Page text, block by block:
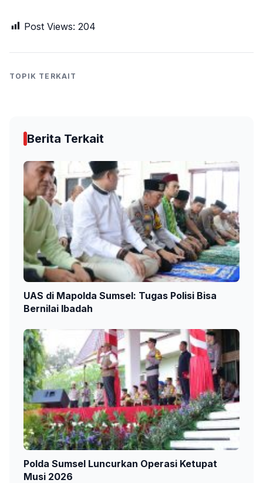
Post Views: 204
TOPIK TERKAIT
Berita Terkait
UAS di Mapolda Sumsel: Tugas Polisi Bisa
Bernilai Ibadah
Polda Sumsel Luncurkan Operasi Ketupat
Musi 2026